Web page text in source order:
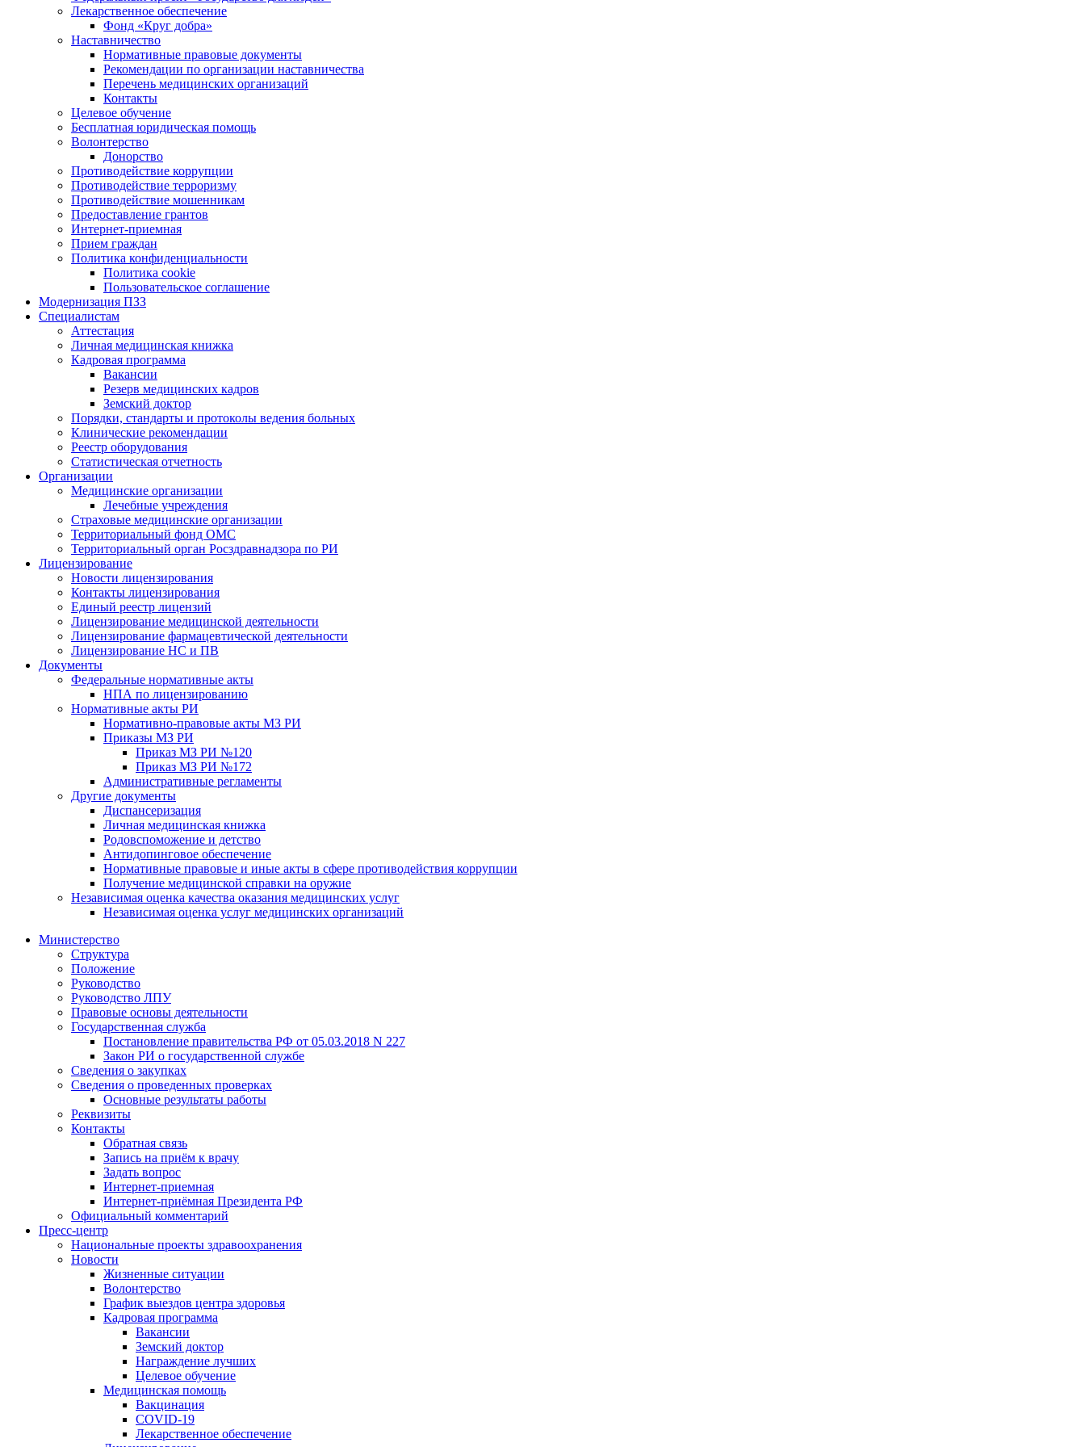
Лекарственное обеспечение
Фонд «Круг добра»
Наставничество
Нормативные правовые документы
Рекомендации по организации наставничества
Перечень медицинских организаций
Контакты
Целевое обучение
Бесплатная юридическая помощь
Волонтерство
Донорство
Противодействие коррупции
Противодействие терроризму
Противодействие мошенникам
Предоставление грантов
Интернет-приемная
Прием граждан
Политика конфиденциальности
Политика cookie
Пользовательское соглашение
Модернизация ПЗЗ
Специалистам
Аттестация
Личная медицинская книжка
Кадровая программа
Вакансии
Резерв медицинских кадров
Земский доктор
Порядки, стандарты и протоколы ведения больных
Клинические рекомендации
Реестр оборудования
Статистическая отчетность
Организации
Медицинские организации
Лечебные учреждения
Страховые медицинские организации
Территориальный фонд ОМС
Территориальный орган Росздравнадзора по РИ
Лицензирование
Новости лицензирования
Контакты лицензирования
Единый реестр лицензий
Лицензирование медицинской деятельности
Лицензирование фармацевтической деятельности
Лицензирование НС и ПВ
Документы
Федеральные нормативные акты
НПА по лицензированию
Нормативные акты РИ
Нормативно-правовые акты МЗ РИ
Приказы МЗ РИ
Приказ МЗ РИ №120
Приказ МЗ РИ №172
Административные регламенты
Другие документы
Диспансеризация
Личная медицинская книжка
Родовспоможение и детство
Антидопинговое обеспечение
Нормативные правовые и иные акты в сфере противодействия коррупции
Получение медицинской справки на оружие
Независимая оценка качества оказания медицинских услуг
Независимая оценка услуг медицинскиx организаций
Министерство
Структура
Положение
Руководство
Руководство ЛПУ
Правовые основы деятельности
Государственная служба
Постановление правительства РФ от 05.03.2018 N 227
Закон РИ о государственной службе
Сведения о закупках
Сведения о проведенных проверках
Основные результаты работы
Реквизиты
Контакты
Обратная связь
Запись на приём к врачу
Задать вопрос
Интернет-приемная
Интернет-приёмная Президента РФ
Официальный комментарий
Пресс-центр
Национальные проекты здравоохранения
Новости
Жизненные ситуации
Волонтерство
График выездов центра здоровья
Кадровая программа
Вакансии
Земский доктор
Награждение лучших
Целевое обучение
Медицинская помощь
Вакцинация
COVID-19
Лекарственное обеспечение